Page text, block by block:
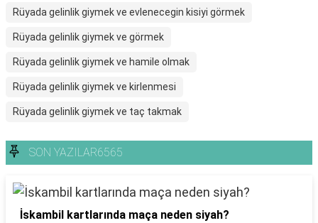
Rüyada gelinlik giymek ve evlenecegin kisiyi görmek
Rüyada gelinlik giymek ve görmek
Rüyada gelinlik giymek ve hamile olmak
Rüyada gelinlik giymek ve kirlenmesi
Rüyada gelinlik giymek ve taç takmak
SON YAZILAR6565
İskambil kartlarında maça neden siyah?